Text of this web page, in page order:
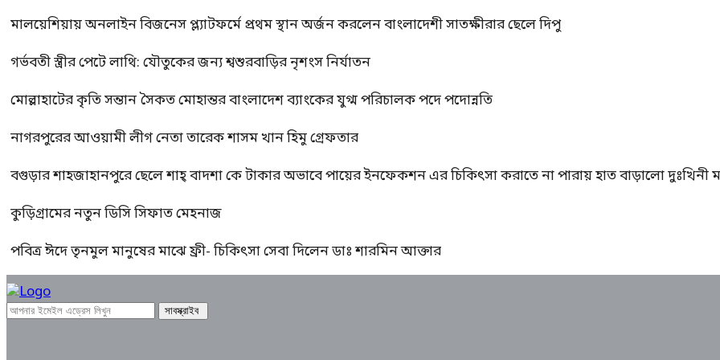
মালয়েশিয়ায় অনলাইন বিজনেস প্ল্যাটফর্মে প্রথম স্থান অর্জন করলেন বাংলাদেশী সাতক্ষীরার ছেলে দিপু
গর্ভবতী স্ত্রীর পেটে লাথি: যৌতুকের জন্য শ্বশুরবাড়ির নৃশংস নির্যাতন
মোল্লাহাটের কৃতি সন্তান সৈকত মোহান্তর বাংলাদেশ ব্যাংকের যুগ্ম পরিচালক পদে পদোন্নতি
নাগরপুরের আওয়ামী লীগ নেতা তারেক শাসম খান হিমু গ্রেফতার
বগুড়ার শাহজাহানপুরে ছেলে শাহ্ বাদশা কে টাকার অভাবে পায়ের ইনফেকশন এর চিকিৎসা করাতে না পারায় হাত বাড়ালো দুঃখিনী
কুড়িগ্রামের নতুন ডিসি সিফাত মেহনাজ
পবিত্র ঈদে তৃনমুল মানুষের মাঝে ফ্রী- চিকিৎসা সেবা দিলেন ডাঃ শারমিন আক্তার